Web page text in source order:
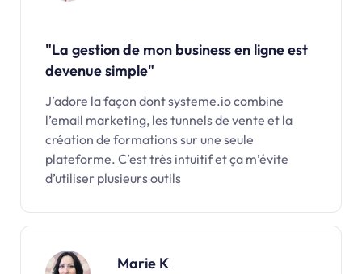
"La gestion de mon business en ligne est
devenue simple"
J’adore la façon dont systeme.io combine
l’email marketing, les tunnels de vente et la
création de formations sur une seule
plateforme. C’est très intuitif et ça m’évite
d’utiliser plusieurs outils
Marie K